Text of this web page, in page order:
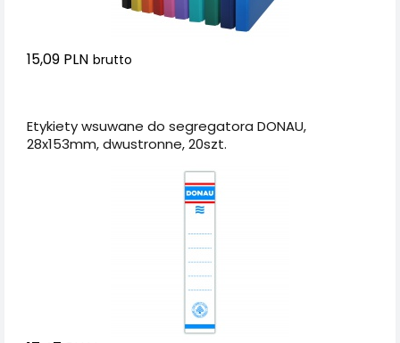
15,09 PLN brutto
Etykiety wsuwane do segregatora DONAU,
28x153mm, dwustronne, 20szt.